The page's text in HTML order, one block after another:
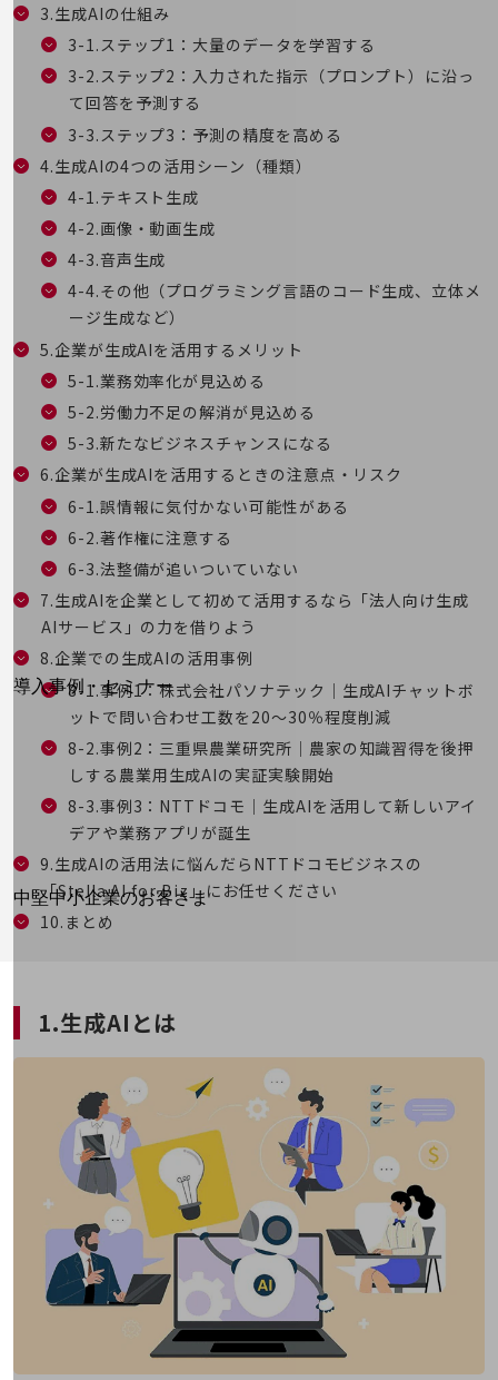
IOT完了済みメーカーブランド製品
料金
料金TOP
ドコモBiz データ無制限 ドコモ MAX ドコモ mini ドコモBiz かけ放題
5Gデータプラス
データプラス
IoT向け回線料金
home5Gプラン
端末の一元管理
運用保守・故障紛失サポート
回線・ネットワーク
お手続き
別ウィンドウで開きます
サービスをご利用中のお客さま
導入事例・セミナー
導入事例TOP
最新の導入事例や注目の導入事例をご紹介します
セミナー
開催・出展する各種セミナー、イベント情報をご紹介します
中堅中小企業のお客さま
NTTドコモビジネスウォッチ
解決するヒントをお届けする記事サイト
新着記事
中堅中小企業向け
サービス・ソリューション
課題やニーズに合ったサービスをご紹介し、
中堅中小企業のビジネスをサポート！
お悩みから見つける
お悩みから見つけるTOP
ネットワーク
3.生成AIの仕組み
3-1.ステップ1：大量のデータを学習する
3-2.ステップ2：入力された指示（プロンプト）に沿っ
て回答を予測する
3-3.ステップ3：予測の精度を高める
4.生成AIの4つの活用シーン（種類）
4-1.テキスト生成
4-2.画像・動画生成
4-3.音声生成
4-4.その他（プログラミング言語のコード生成、立体メ
ージ生成など）
5.企業が生成AIを活用するメリット
5-1.業務効率化が見込める
5-2.労働力不足の解消が見込める
5-3.新たなビジネスチャンスになる
6.企業が生成AIを活用するときの注意点・リスク
6-1.誤情報に気付かない可能性がある
6-2.著作権に注意する
6-3.法整備が追いついていない
7.生成AIを企業として初めて活用するなら「法人向け生成
AIサービス」の力を借りよう
8.企業での生成AIの活用事例
8-1.事例1：株式会社パソナテック｜生成AIチャットボ
ットで問い合わせ工数を20〜30％程度削減
8-2.事例2：三重県農業研究所｜農家の知識習得を後押
しする農業用生成AIの実証実験開始
8-3.事例3：NTTドコモ｜生成AIを活用して新しいアイ
デアや業務アプリが誕生
9.生成AIの活用法に悩んだらNTTドコモビジネスの
「Stella AI for Biz」にお任せください
10.まとめ
1.生成AIとは